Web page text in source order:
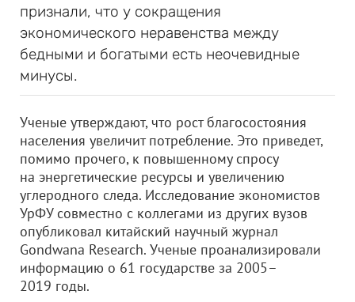
признали, что у сокращения
экономического неравенства между
бедными и богатыми есть неочевидные
минусы.
Ученые утверждают, что рост благосостояния
населения увеличит потребление. Это приведет,
помимо прочего, к повышенному спросу
на энергетические ресурсы и увеличению
углеродного следа. Исследование экономистов
УрФУ совместно с коллегами из других вузов
опубликовал китайский научный журнал
Gondwana Research. Ученые проанализировали
информацию о 61 государстве за 2005–
2019 годы.